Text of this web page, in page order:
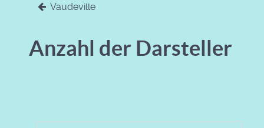
Vaudeville
Anzahl der Darsteller